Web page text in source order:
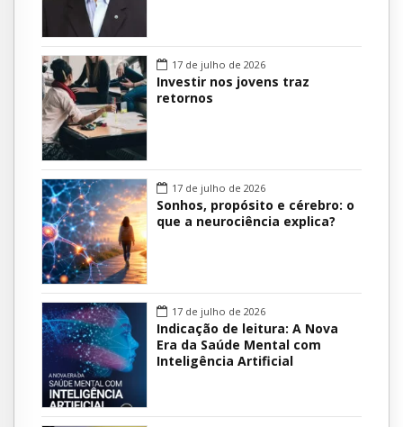
17 de julho de 2026
Investir nos jovens traz
retornos
17 de julho de 2026
Sonhos, propósito e cérebro: o
que a neurociência explica?
17 de julho de 2026
Indicação de leitura: A Nova
Era da Saúde Mental com
Inteligência Artificial